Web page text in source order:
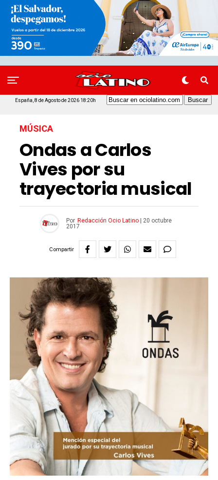
España, 8 de Agosto de 2026 18:20h
MÚSICA
Ondas a Carlos
Vives por su
trayectoria musical
Por Redacción Ocio Latino
20 octubre
2017
Compartir